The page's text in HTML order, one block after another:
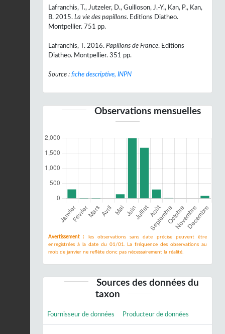
Lafranchis, T., Jutzeler, D., Guilloson, J.-Y., Kan, P., Kan,
B. 2015. La vie des papillons. Editions Diatheo.
Montpellier. 751 pp.
Lafranchis, T. 2016. Papillons de France. Editions
Diatheo. Montpellier. 351 pp.
Source : fiche descriptive, INPN
Observations mensuelles
Avertissement :
les observations sans date précise peuvent être
enregistrées à la date du 01/01. La fréquence des observations au
mois de janvier ne reflète donc pas nécessairement la réalité.
Sources des données du
taxon
Fournisseur de données Producteur de données